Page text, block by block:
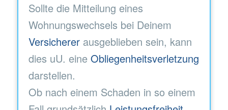
Sollte die Mitteilung eines
Wohnungswechsels bei Deinem
Versichererausgeblieben sein, kann
dies uU. eine Obliegenheitsverletzung
darstellen.
Ob nach einem Schaden in so einem